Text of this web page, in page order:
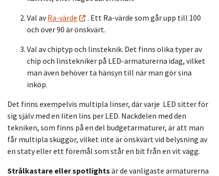
Val avRa-värde . Ett Ra-värde som går upp till 100
och över 90 är önskvärt.
Val av chiptyp och linsteknik. Det finns olika typer av
chip och linstekniker på LED-armaturerna idag, vilket
man även behöver ta hänsyn till när man gör sina
inköp.
Det finns exempelvis multipla linser, där varje LED sitter för
sig själv med en liten lins per LED. Nackdelen med den
tekniken, som finns på en del budgetarmaturer, är att man
får multipla skuggor, vilket inte är önskvärt vid belysning av
en staty eller ett föremål som står en bit från en vit vägg.
Strålkastare eller spotlights är de vanligaste armaturerna